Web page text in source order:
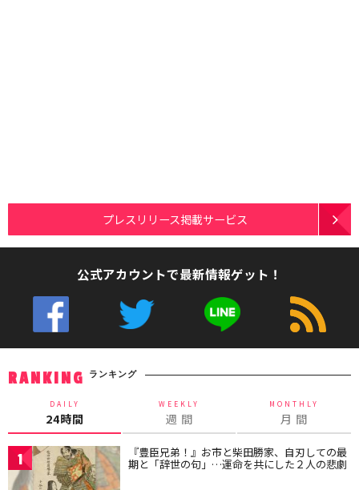
プレスリリース掲載サービス
公式アカウントで最新情報ゲット！
RANKING ランキング
DAILY
24時間
WEEKLY
週 間
MONTHLY
月 間
1 『豊臣兄弟！』お市と柴田勝家、自刃しての最
期と「辞世の句」…運命を共にした２人の悲劇